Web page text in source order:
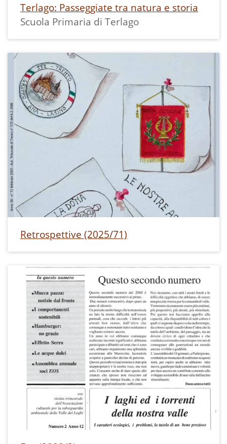
Terlago: Passeggiate tra natura e storia
Scuola Primaria di Terlago
Retrospettive (2025/71)